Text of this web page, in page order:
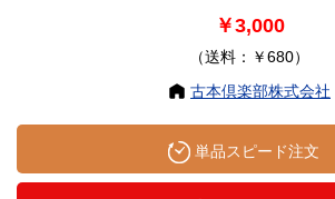
￥3,000
（送料：￥680）
古本倶楽部株式会社
単品スピード注文